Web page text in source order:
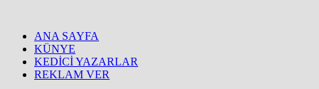
ANA SAYFA
KÜNYE
KEDİCİ YAZARLAR
REKLAM VER